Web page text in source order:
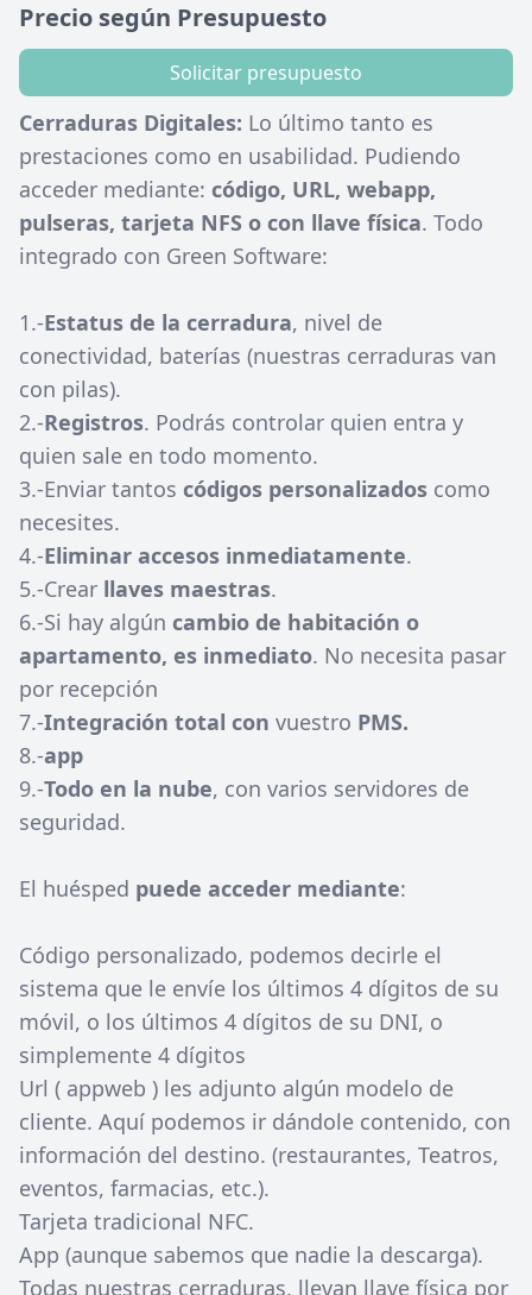
Precio según Presupuesto
Solicitar presupuesto
Cerraduras Digitales: Lo último tanto es
prestaciones como en usabilidad. Pudiendo
acceder mediante: código, URL, webapp,
pulseras, tarjeta NFS o con llave física. Todo
integrado con Green Software:
1.-Estatus de la cerradura, nivel de
conectividad, baterías (nuestras cerraduras van
con pilas).
2.-Registros. Podrás controlar quien entra y
quien sale en todo momento.
3.-Enviar tantos códigos personalizados como
necesites.
4.-Eliminar accesos inmediatamente.
5.-Crear llaves maestras.
6.-Si hay algún cambio de habitación o
apartamento, es inmediato. No necesita pasar
por recepción
7.-Integración total con vuestro PMS.
8.-app
9.-Todo en la nube, con varios servidores de
seguridad.
El huésped puede acceder mediante:
Código personalizado, podemos decirle el
sistema que le envíe los últimos 4 dígitos de su
móvil, o los últimos 4 dígitos de su DNI, o
simplemente 4 dígitos
Url ( appweb ) les adjunto algún modelo de
cliente. Aquí podemos ir dándole contenido, con
información del destino. (restaurantes, Teatros,
eventos, farmacias, etc.).
Tarjeta tradicional NFC.
App (aunque sabemos que nadie la descarga).
Todas nuestras cerraduras, llevan llave física por